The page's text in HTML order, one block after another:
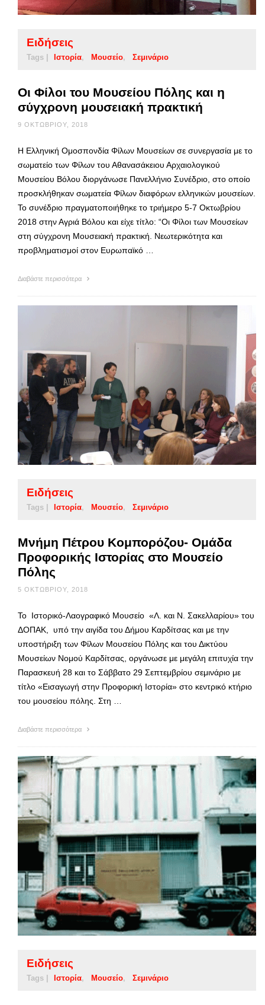
Ειδήσεις
Tags | Ιστορία Μουσείο Σεμινάριο
Οι Φίλοι του Μουσείου Πόλης και η
σύγχρονη μουσειακή πρακτική
9 ΟΚΤΩΒΡΊΟΥ, 2018
Η Ελληνική Ομοσπονδία Φίλων Μουσείων σε συνεργασία με το
σωματείο των Φίλων του Αθανασάκειου Αρχαιολογικού
Μουσείου Βόλου διοργάνωσε Πανελλήνιο Συνέδριο, στο οποίο
προσκλήθηκαν σωματεία Φίλων διαφόρων ελληνικών μουσείων.
Το συνέδριο πραγματοποιήθηκε το τριήμερο 5-7 Οκτωβρίου
2018 στην Αγριά Βόλου και είχε τίτλο: “Οι Φίλοι των Μουσείων
στη σύγχρονη Μουσειακή πρακτική. Νεωτερικότητα και
προβληματισμοί στον Ευρωπαϊκό …
Διαβάστε περισσότερα
Ειδήσεις
Tags | Ιστορία Μουσείο Σεμινάριο
Μνήμη Πέτρου Κομπορόζου- Ομάδα
Προφορικής Ιστορίας στο Μουσείο
Πόλης
5 ΟΚΤΩΒΡΊΟΥ, 2018
Το Ιστορικό-Λαογραφικό Μουσείο «Λ. και Ν. Σακελλαρίου» του
ΔΟΠΑΚ, υπό την αιγίδα του Δήμου Καρδίτσας και με την
υποστήριξη των Φίλων Μουσείου Πόλης και του Δικτύου
Μουσείων Νομού Καρδίτσας, οργάνωσε με μεγάλη επιτυχία την
Παρασκευή 28 και το Σάββατο 29 Σεπτεμβρίου σεμινάριο με
τίτλο «Εισαγωγή στην Προφορική Ιστορία» στο κεντρικό κτήριο
του μουσείου πόλης. Στη …
Διαβάστε περισσότερα
Ειδήσεις
Tags | Ιστορία Μουσείο Σεμινάριο